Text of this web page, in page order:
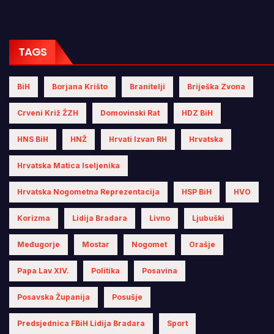
TAGS
BiH Borjana Krišto Branitelji Briješka Zvona
Crveni Križ ŽZH Domovinski Rat HDZ BiH
HNS BiH HNŽ Hrvati Izvan RH Hrvatska
Hrvatska Matica Iseljenika
Hrvatska Nogometna Reprezentacija HSP BiH HVO
Korizma Lidija Bradara Livno Ljubuški
Međugorje Mostar Nogomet Orašje
Papa Lav XIV. Politika Posavina
Posavska Županija Posušje
Predsjednica FBiH Lidija Bradara Sport